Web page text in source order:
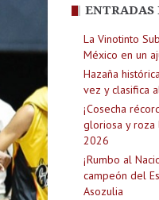
ENTRADAS
La Vinotinto
México en un
Hazaña
vez y clasifica
¡Cosecha
gloriosa y roza
2026
¡Rumbo al
campeón del
Asozulia